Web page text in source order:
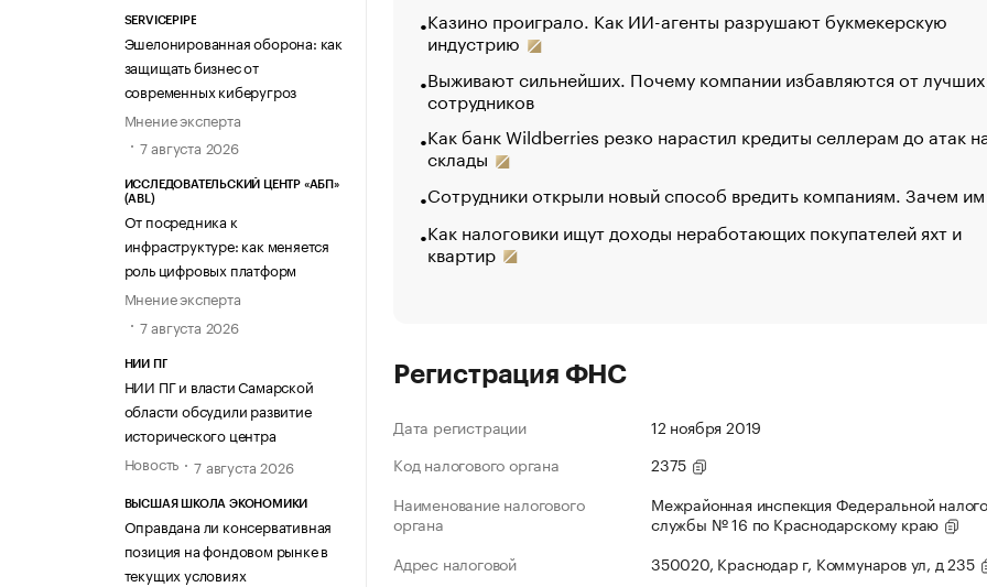
SERVICEPIPE
Эшелонированная оборона: как
защищать бизнес от
современных киберугроз
Мнение эксперта
7 августа 2026
ИССЛЕДОВАТЕЛЬСКИЙ ЦЕНТР «АБП»
(ABL)
От посредника к
инфраструктуре: как меняется
роль цифровых платформ
Мнение эксперта
7 августа 2026
НИИ ПГ
НИИ ПГ и власти Самарской
области обсудили развитие
исторического центра
Новость
7 августа 2026
ВЫСШАЯ ШКОЛА ЭКОНОМИКИ
Оправдана ли консервативная
позиция на фондовом рынке в
текущих условиях
Казино проиграло. Как ИИ-агенты разрушают букмекерскую
индустрию
Выживают сильнейших. Почему компании избавляются от лучших
сотрудников
Как банк Wildberries резко нарастил кредиты селлерам до атак
склады
Сотрудники открыли новый способ вредить компаниям. Зачем
Как налоговики ищут доходы неработающих покупателей яхт и
квартир
Регистрация ФНС
Дата регистрации
12 ноября 2019
Код налогового органа
2375
Наименование налогового
органа
Межрайонная инспекция Федеральной
службы № 16 по Краснодарскому краю
Адрес налоговой
350020, Краснодар г, Коммунаров ул, д 235